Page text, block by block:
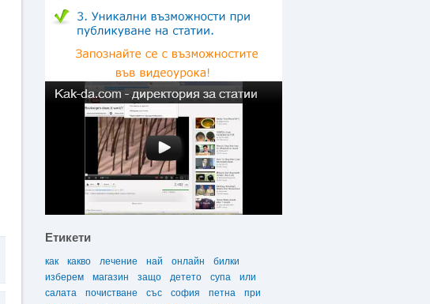
Етикети
как какво лечение най онлайн
билки
изберем
магазин защо детето супа
или
салата
почистване със софия петна
при